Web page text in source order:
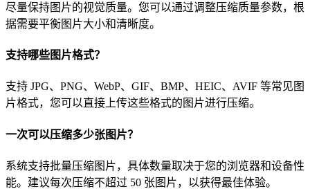
尽量保持图片的视觉质量。您可以通过调整压缩质量参数，根
据需要平衡图片大小和清晰度。
支持哪些图片格式？
支持 JPG、PNG、WebP、GIF、BMP、HEIC、AVIF 等常见图
片格式，您可以直接上传这些格式的图片进行压缩。
一次可以压缩多少张图片？
系统支持批量压缩图片，具体数量取决于您的浏览器和设备性
能。建议每次压缩不超过 50 张图片，以获得最佳体验。